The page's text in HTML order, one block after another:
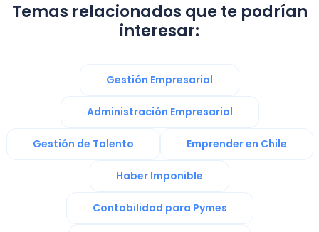
Temas relacionados que te podrían
interesar:
Gestión Empresarial
Administración Empresarial
Gestión de Talento Emprender en Chile
Haber Imponible
Contabilidad para Pymes